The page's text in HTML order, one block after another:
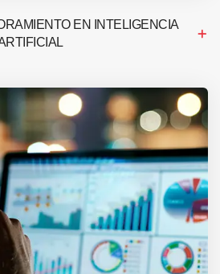
EN INTELIGENCIA